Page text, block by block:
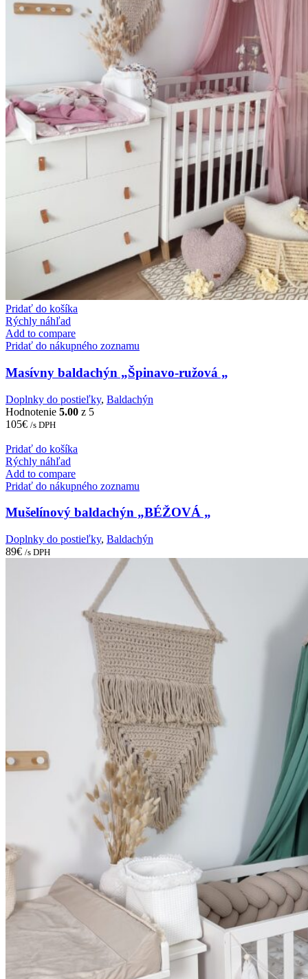
Pridať do košíka
Rýchly náhľad
Add to compare
Pridať do nákupného zoznamu
Masívny baldachýn „Špinavo-ružová „
Doplnky do postieľky, Baldachýn
Hodnotenie 5.00 z 5
105€ /s DPH
Pridať do košíka
Rýchly náhľad
Add to compare
Pridať do nákupného zoznamu
Mušelínový baldachýn „BÉŽOVÁ „
Doplnky do postieľky, Baldachýn
89€ /s DPH